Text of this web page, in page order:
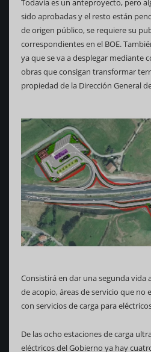
Todavía es un anteproyecto, pero
sido aprobadas y el resto están
de origen público, se requiere su
correspondientes en el BOE.
ya que se va a desplegar mediante
obras que consigan transformar
propiedad de la Dirección General
Consistirá en dar una segunda vida
de acopio, áreas de servicio que no
con servicios de carga para
De las ocho estaciones de carga
eléctricos del Gobierno ya hay